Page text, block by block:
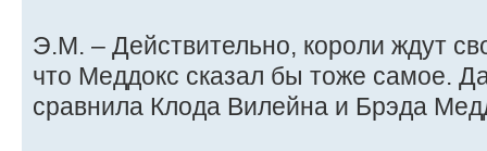
Э.М. – Действительно, короли ждут
что Меддокс сказал бы тоже самое.
сравнила Клода Вилейна и Брэда